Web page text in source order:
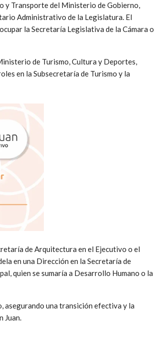
y Transporte del Ministerio de Gobierno,
Administrativo de la Legislatura. El
la Secretaría Legislativa de la Cámara o
de Turismo, Cultura y Deportes,
en la Subsecretaría de Turismo y la
de Arquitectura en el Ejecutivo o el
en una Dirección en la Secretaría de
quien se sumaría a Desarrollo Humano o la
asegurando una transición efectiva y la
Juan.